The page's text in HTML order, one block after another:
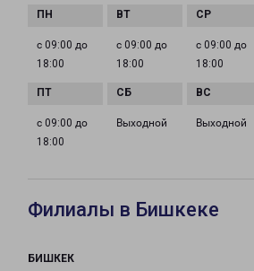
с 09:00 до
18:00
с 09:00 до
18:00
с 09:00 до
18:00
с 09:00 до
18:00
Выходной Выходной
Филиалы в Бишкеке
БИШКЕК